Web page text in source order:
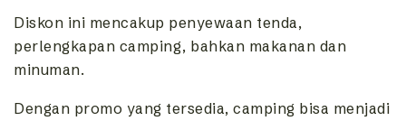
Diskon ini mencakup penyewaan tenda,
perlengkapan camping, bahkan makanan dan
minuman.
Dengan promo yang tersedia, camping bisa menjadi